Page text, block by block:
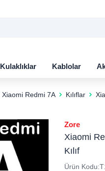
Kulaklıklar Kablolar
Xiaomi Redmi 7A Kılıflar
Zore
Xiaomi
Kılıf
Ürün Kodu: